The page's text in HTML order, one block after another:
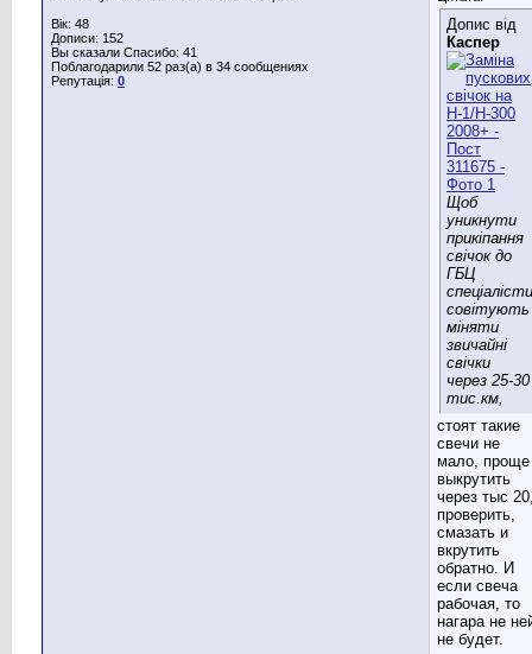
Вік: 48
Дописи: 152
Вы сказали Спасибо: 41
Поблагодарили 52 раз(а) в 34 сообщениях
Репутація: 0
Допис від
Каспер
Щоб
уникнути
прикіпання
свічок до
ГБЦ
спеціалісти
совітують
міняти
звичайні
свічки
через 25-30
тис.км,
стоят такие
свечи не
мало, проще
выкрутить
через тыс
проверить,
смазать и
вкрутить
обратно. И
если свеча
рабочая, то
нагара не
не будет.